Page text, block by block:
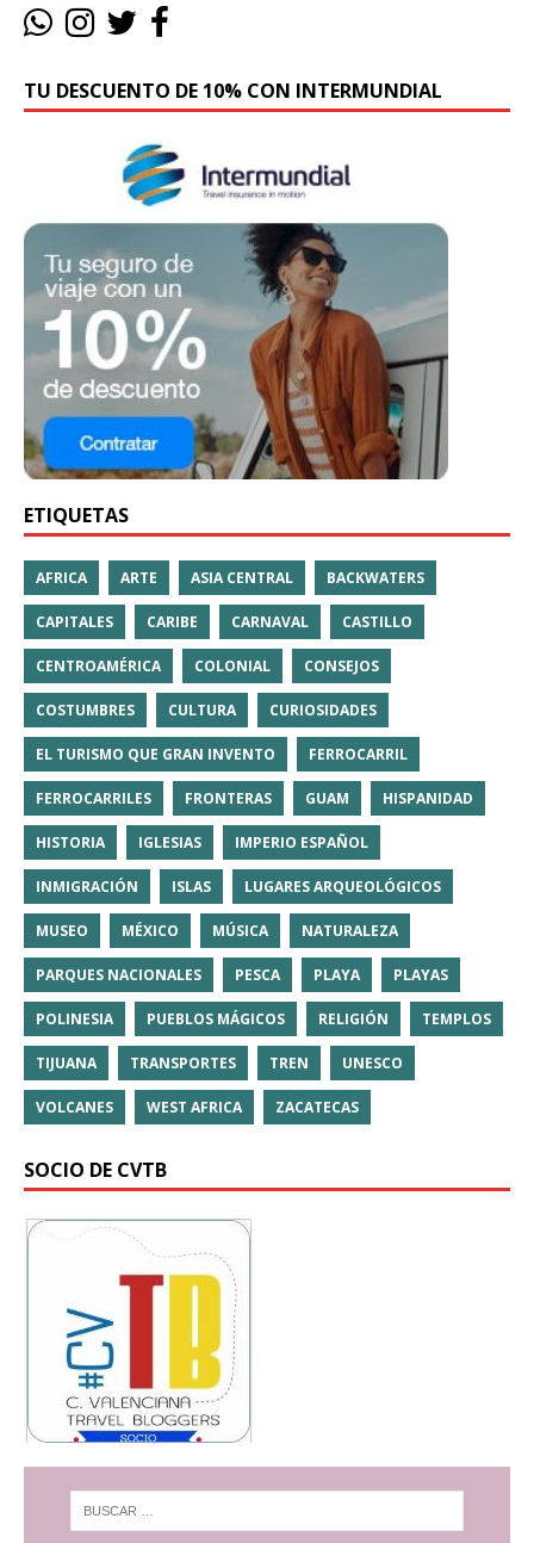
TU DESCUENTO DE 10% CON INTERMUNDIAL
ETIQUETAS
AFRICA ARTE ASIA CENTRAL BACKWATERS
CAPITALES CARIBE CARNAVAL CASTILLO
CENTROAMÉRICA COLONIAL CONSEJOS
COSTUMBRES CULTURA CURIOSIDADES
EL TURISMO QUE GRAN INVENTO FERROCARRIL
FERROCARRILES FRONTERAS GUAM HISPANIDAD
HISTORIA IGLESIAS IMPERIO ESPAÑOL
INMIGRACIÓN ISLAS LUGARES ARQUEOLÓGICOS
MUSEO MÉXICO MÚSICA NATURALEZA
PARQUES NACIONALES PESCA PLAYA PLAYAS
POLINESIA PUEBLOS MÁGICOS RELIGIÓN TEMPLOS
TIJUANA TRANSPORTES TREN UNESCO
VOLCANES WEST AFRICA ZACATECAS
SOCIO DE CVTB